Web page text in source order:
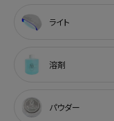
ライト
溶剤
パウダー